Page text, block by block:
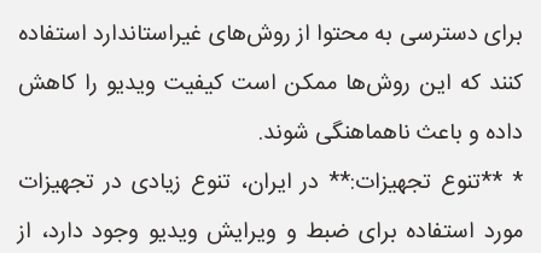
برای دسترسی به محتوا از روش‌های غیراستاندارد استفاده
کنند که این روش‌ها ممکن است کیفیت ویدیو را کاهش
داده و باعث ناهماهنگی شوند.
* **تنوع تجهیزات:** در ایران، تنوع زیادی در تجهیزات
مورد استفاده برای ضبط و ویرایش ویدیو وجود دارد، از